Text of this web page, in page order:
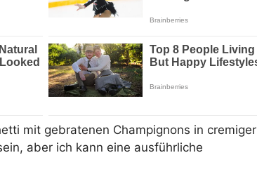
mit gebratenen Champignons in cremiger
aber ich kann eine ausführliche